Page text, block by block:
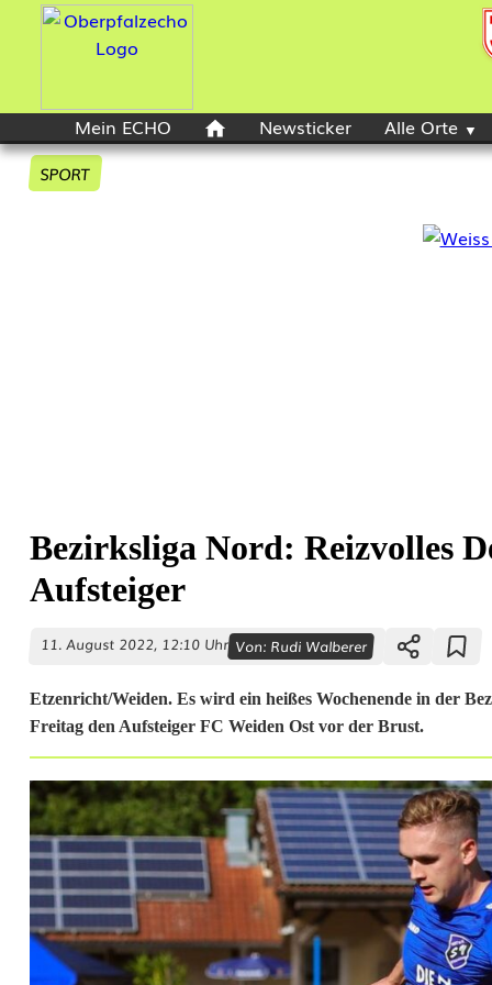
Mein ECHO Newsticker Alle Orte
SPORT
Bezirksliga Nord: Reizvolles
Aufsteiger
11. August 2022, 12:10 Uhr Von: Rudi Walberer
Etzenricht/Weiden. Es wird ein heißes Wochenende in der
Freitag den Aufsteiger FC Weiden Ost vor der Brust.
B
e
z
i